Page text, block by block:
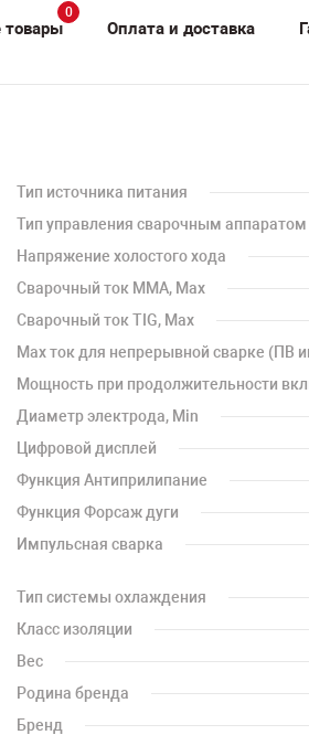
0
Оплата и доставка
Тип источника питания
Тип управления сварочным аппаратом
Напряжение холостого хода
Сварочный ток MMA, Max
Сварочный ток TIG, Max
Max ток для непрерывной сварке (ПВ
Мощность при продолжительности
Диаметр электрода, Min
Цифровой дисплей
Функция Антиприлипание
Функция Форсаж дуги
Импульсная сварка
Тип системы охлаждения
Класс изоляции
Вес
Родина бренда
Бренд